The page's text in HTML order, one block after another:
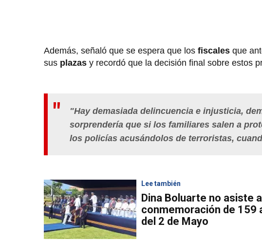
Además, señaló que se espera que los fiscales que
sus plazas y recordó que la decisión final sobre estos
"Hay demasiada delincuencia e injusticia,
sorprendería que si los familiares salen a
los policías acusándolos de terroristas,
Lee también
Dina Boluarte no asiste
conmemoración de 159
del 2 de Mayo